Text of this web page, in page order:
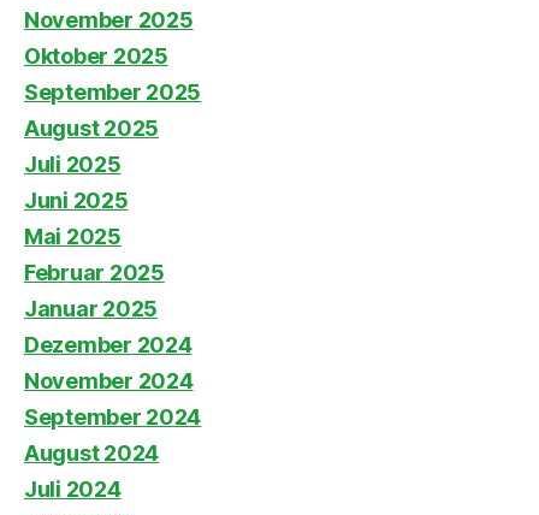
November 2025
Oktober 2025
September 2025
August 2025
Juli 2025
Juni 2025
Mai 2025
Februar 2025
Januar 2025
Dezember 2024
November 2024
September 2024
August 2024
Juli 2024